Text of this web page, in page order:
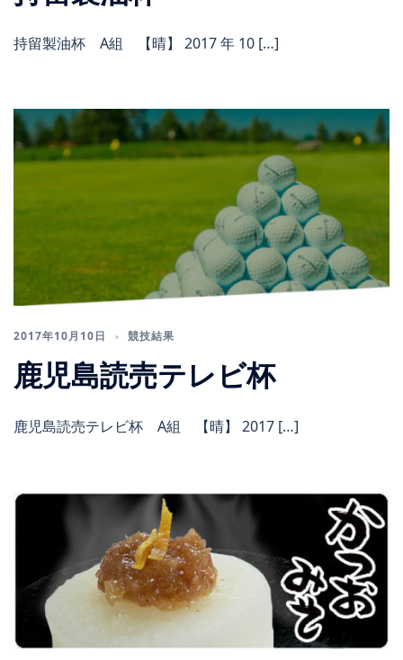
持留製油杯 A組 【晴】 2017 年 10 […]
2017年10月10日 競技結果
鹿児島読売テレビ杯
鹿児島読売テレビ杯 A組 【晴】 2017 […]